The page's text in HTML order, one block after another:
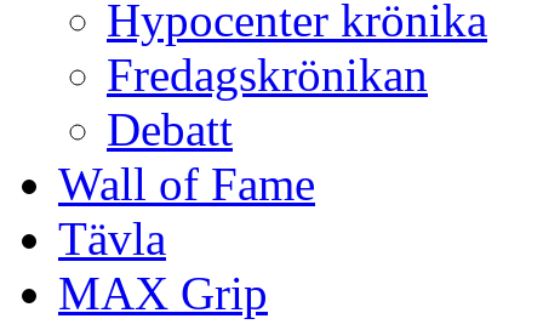
Hypocenter krönika
Fredagskrönikan
Debatt
Wall of Fame
Tävla
MAX Grip